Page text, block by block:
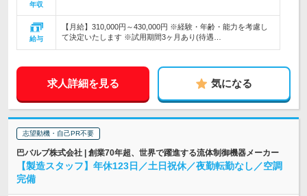
年収
給与
【月給】310,000円～430,000円 ※経験・年齢・能力を考慮し
て決定いたします ※試用期間3ヶ月あり(待遇…
求人詳細を見る 気になる
志望動機・自己PR不要
巴バルブ株式会社 | 創業70年超、世界で躍進する流体制御機器メーカー
【製造スタッフ】年休123日／土日祝休／夜勤転勤なし／空調
完備